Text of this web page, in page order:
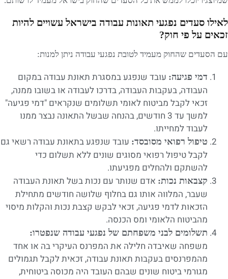
לאילו סעדים נפגעי תאונות עבודה בישראל עשויים להיות
זכאים על פי חוק?
עם הסעדים שהחוק מעמיד לטובת נפגעי עבודה ניתן למנות:
דמי פגיעה: עובד שנפגע במסגרת תאונת עבודה במקום
העבודה, בעקבות העבודה, בדרכו לעבודה או בשובו ממנה,
זכאי לקבל מביטוח לאומי תשלומים שנקראים "דמי פגיעה"
למשך עד 3 חודשים, בהנחה שבשל התאונה נבצר ממנו
לעבוד למחייתו.
טיפול רפואי מסובסד: עובד שנפגע בתאונת עבודה רשאי גם
לקבל טיפול רפואי מסוגים שונים ללא תשלום כדי
להשתקם ולהחלים מפגיעתו.
קצבאות נכות: אדם שנותר עם נכות בשל תאונת העבודה
שעבר, המלווה אותו גם בחלוף שלושה חודשים מתחילת
הזכאות לדמי פגיעה, זכאי לבקש קצבת נכות והקלות מיסוי
מהביטוח הלאומי ומס הכנסה.
תשלומים לבני משפחתם של נפגעי עבודה שנפטרו:
משפחה שאיבדה חלילה את המפרנס העיקרי בה או אחד
מהמפרנסים בעקבות תאונת עבודה, זכאית לקבל תגמולים
מגורמי ביטוח שונים שבהם העובד היה מכוסה ביטוחית,